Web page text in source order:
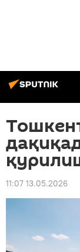
11:07 13.05.2026